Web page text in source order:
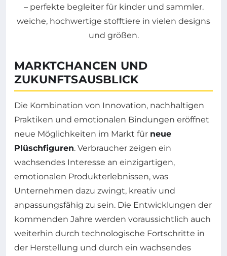
MARKTCHANCEN UND
ZUKUNFTSAUSBLICK
Die Kombination von Innovation, nachhaltigen
Praktiken und emotionalen Bindungen eröffnet
neue Möglichkeiten im Markt für neue
Plüschfiguren. Verbraucher zeigen ein
wachsendes Interesse an einzigartigen,
emotionalen Produkterlebnissen, was
Unternehmen dazu zwingt, kreativ und
anpassungsfähig zu sein. Die Entwicklungen der
kommenden Jahre werden voraussichtlich auch
weiterhin durch technologische Fortschritte in
der Herstellung und durch ein wachsendes